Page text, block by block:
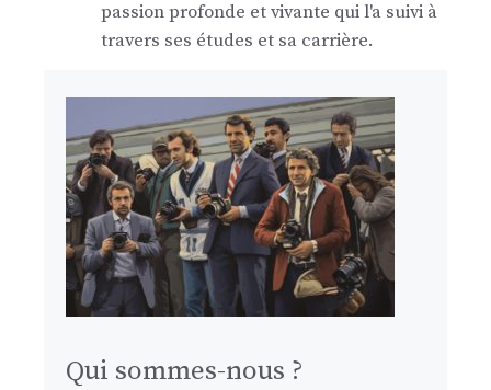
passion profonde et vivante qui l'a suivi à
travers ses études et sa carrière.
Qui sommes-nous ?